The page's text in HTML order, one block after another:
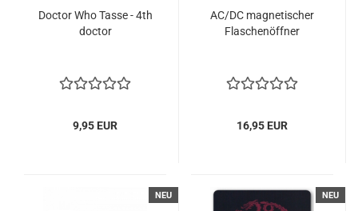
Doctor Who Tasse - 4th
doctor
9,95 EUR
AC/DC magnetischer
Flaschenöffner
16,95 EUR
NEU NEU